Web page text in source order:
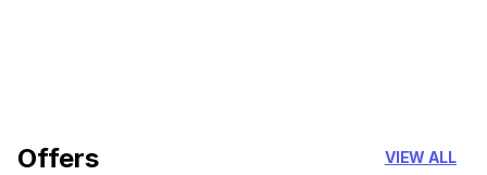
Offers VIEW ALL